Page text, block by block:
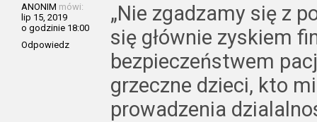
ANONIM mówi:
lip 15, 2019
o godzinie 18:00
Odpowiedz
„Nie zgadzamy się z
się głównie zyskiem
bezpieczeństwem
grzeczne dzieci, kto
prowadzenia